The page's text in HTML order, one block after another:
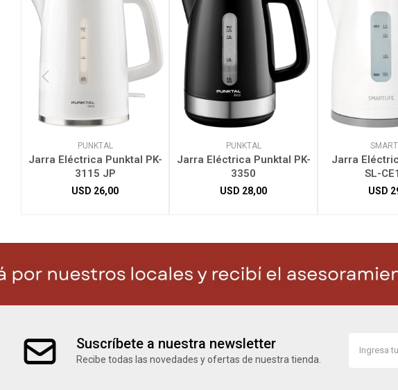
PUNKTAL
Jarra Eléctrica Punktal PK-
3115 JP
USD 26,00
PUNKTAL
Jarra Eléctrica Punktal PK-
3350
USD 28,00
Jarra
SL-
USD
Suscríbete a nuestra newsletter
Recibe todas las novedades y ofertas de nuestra tienda.